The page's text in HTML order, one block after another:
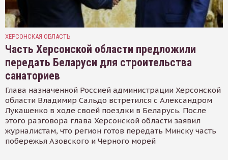
ХЕРСОНСКАЯ ОБЛАСТЬ
Часть Херсонской области предложили
передать Беларуси для строительства
санаториев
Глава назначенной Россией администрации Херсонской
области Владимир Сальдо встретился с Александром
Лукашенко в ходе своей поездки в Беларусь. После
этого разговора глава Херсонской области заявил
журналистам, что регион готов передать Минску часть
побережья Азовского и Черного морей